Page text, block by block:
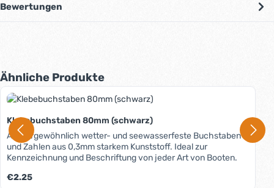
Bewertungen
Produktgalerie überspringen
Ähnliche Produkte
Klebebuchstaben 80mm (schwarz)
Aussergewöhnlich wetter- und seewasserfeste Buchstaben
und Zahlen aus 0,3mm starkem Kunststoff. Ideal zur
Kennzeichnung und Beschriftung von jeder Art von Booten.
Regulärer Preis:
€2.25